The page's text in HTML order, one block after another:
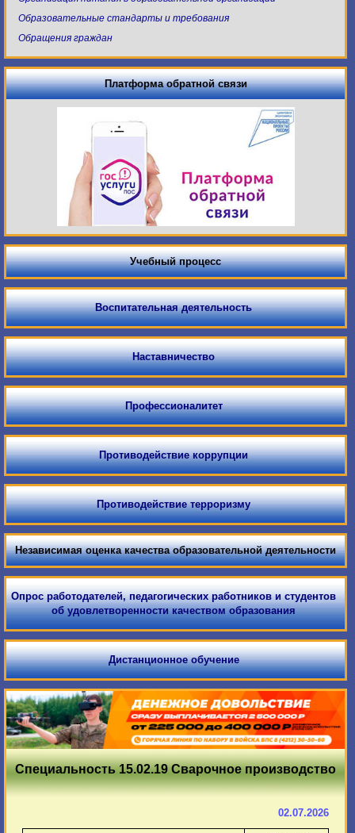
Образовательные стандарты и требования
Обращения граждан
Платформа обратной связи
Учебный процесс
Воспитательная деятельность
Наставничество
Профессионалитет
Противодействие коррупции
Противодействие терроризму
Независимая оценка качества образовательной деятельности
Опрос работодателей, педагогических работников и студентов
об удовлетворенности качеством образования
Дистанционное обучение
Специальность 15.02.19 Сварочное производство
02.07.2026